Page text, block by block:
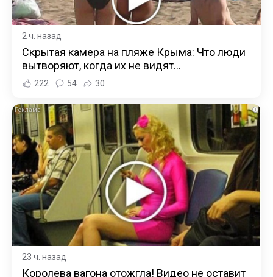
2 ч. назад
Скрытая камера на пляже Крыма: Что люди
вытворяют, когда их не видят...
222 54 30
i
23 ч. назад
Королева вагона отожгла! Видео не оставит